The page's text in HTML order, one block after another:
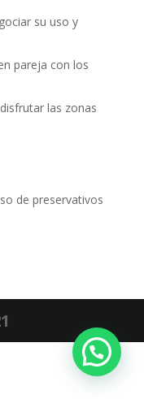
su uso y
pareja con los
las zonas
de preservativos